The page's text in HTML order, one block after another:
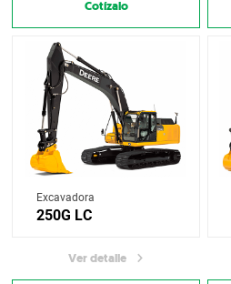
Cotízalo
Excavadora
250G LC
Ver detalle